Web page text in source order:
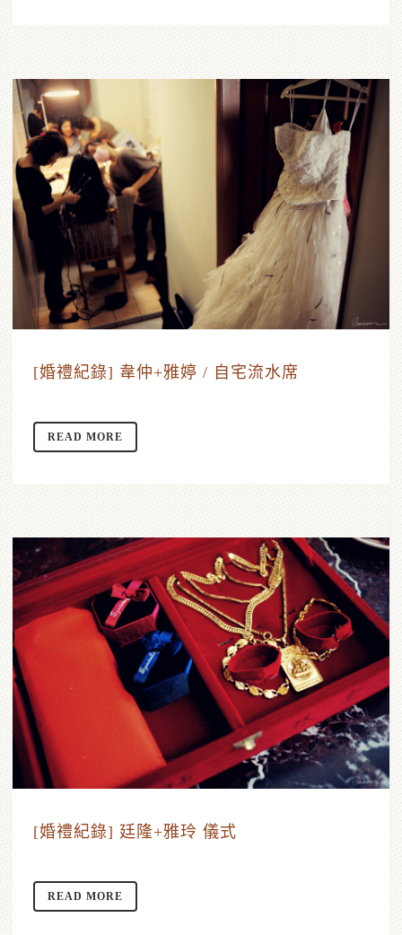
[婚禮紀錄] 韋仲+雅婷 / 自宅流水席
READ MORE
[婚禮紀錄] 廷隆+雅玲 儀式
READ MORE